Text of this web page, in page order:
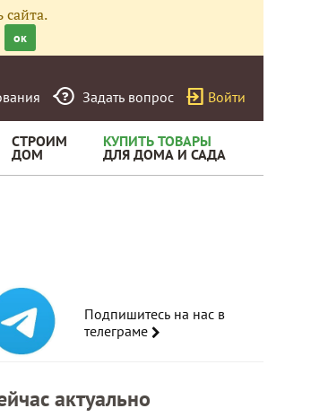
ок
Задать вопрос Войти
СТРОИМ
ДОМ
КУПИТЬ ТОВАРЫ
ДЛЯ ДОМА И САДА
Подпишитесь на нас в
телеграме
актуально